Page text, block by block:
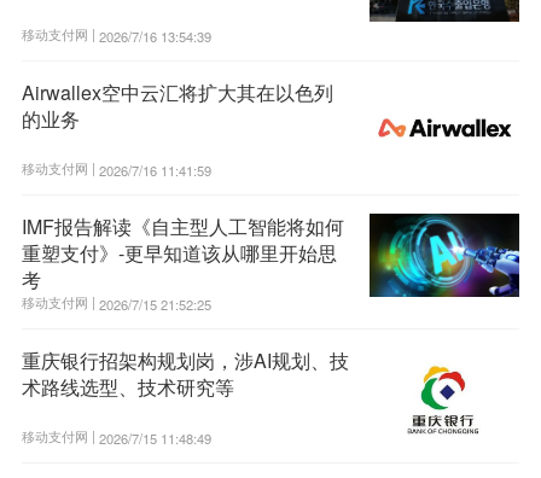
移动支付网 | 2026/7/16 13:54:39
Airwallex空中云汇将扩大其在以色列
的业务
移动支付网 | 2026/7/16 11:41:59
IMF报告解读《自主型人工智能将如何
重塑支付》-更早知道该从哪里开始思
考
移动支付网 | 2026/7/15 21:52:25
重庆银行招架构规划岗，涉AI规划、技
术路线选型、技术研究等
移动支付网 | 2026/7/15 11:48:49